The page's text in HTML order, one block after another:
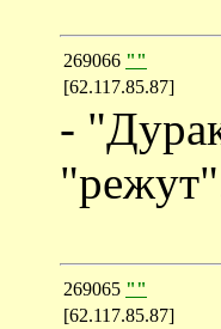
269066 ""
[62.117.85.87]
-
269065 ""
[62.117.85.87]